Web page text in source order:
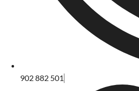
902 882 501